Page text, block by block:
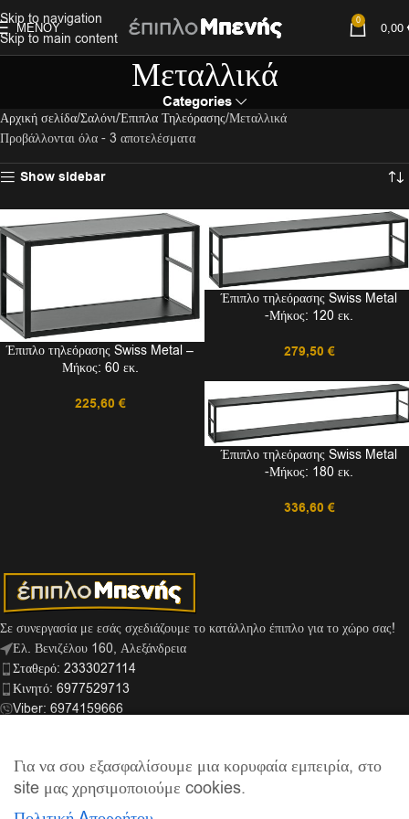
Skip to navigation
Skip to main content
ΜΕΝΟΎ 0 0,00
Μεταλλικά
Categories
Αρχική σελίδα Σαλόνι Έπιπλα Τηλεόρασης Μεταλλικά
Προβάλλονται όλα - 3 αποτελέσματα
Show sidebar
Έπιπλο τηλεόρασης Swiss Metal –
Μήκος: 60 εκ.
225,60 €
Έπιπλο τηλεόρασης Swiss Metal
-Μήκος: 120 εκ.
279,50 €
Έπιπλο τηλεόρασης Swiss Metal
-Μήκος: 180 εκ.
336,60 €
Σε συνεργασία με εσάς σχεδιάζουμε το κατάλληλο έπιπλο για το χώρο σας!
Ελ. Βενιζέλου 160, Αλεξάνδρεια
Σταθερό: 2333027114
Κινητό: 6977529713
Viber: 6974159666
ΣΎΝΔΕΣΜΟΙ
Για να σου εξασφαλίσουμε μια κορυφαία εμπειρία, στο
site μας χρησιμοποιούμε cookies.